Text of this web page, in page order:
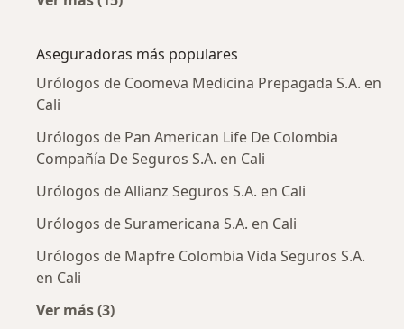
Aseguradoras más populares
Urólogos de Coomeva Medicina Prepagada S.A. en
Cali
Urólogos de Pan American Life De Colombia
Compañía De Seguros S.A. en Cali
Urólogos de Allianz Seguros S.A. en Cali
Urólogos de Suramericana S.A. en Cali
Urólogos de Mapfre Colombia Vida Seguros S.A.
en Cali
Ver más (3)